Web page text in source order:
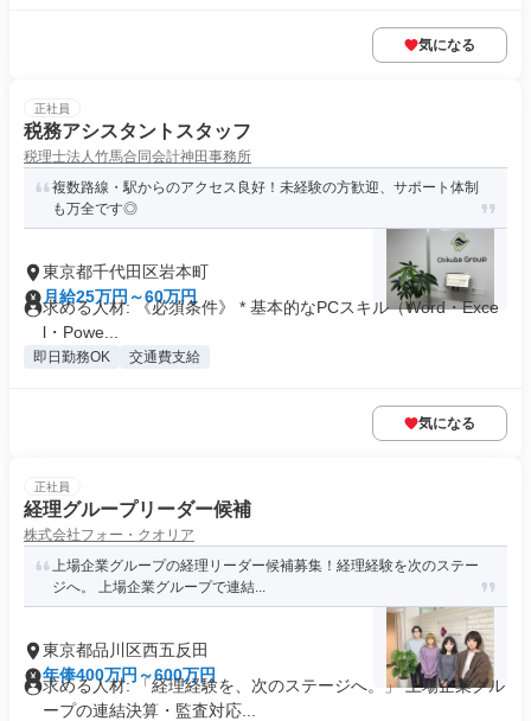
気になる
正社員
税務アシスタントスタッフ
税理士法人竹馬合同会計神田事務所
複数路線・駅からのアクセス良好！未経験の方歓迎、サポート体制
も万全です◎
東京都千代田区岩本町
月給25万円～60万円
求める人材: 《必須条件》 * 基本的なPCスキル（Word・Exce
l・Powe...
即日勤務OK 交通費支給
気になる
正社員
経理グループリーダー候補
株式会社フォー・クオリア
上場企業グループの経理リーダー候補募集！経理経験を次のステー
ジへ。 上場企業グループで連結...
東京都品川区西五反田
年俸400万円～600万円
求める人材: 「経理経験を、次のステージへ。」 上場企業グル
ープの連結決算・監査対応...